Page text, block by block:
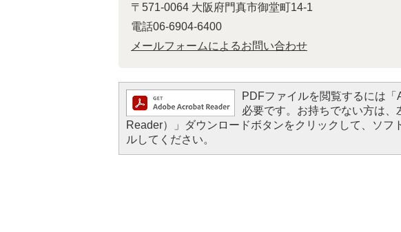
〒571-0064 大阪府門真市御堂町14-1
電話06-6904-6400
メールフォームによるお問い合わせ
PDFファイルを閲覧するには
必要です。お持ちでない方は
Reader）」ダウンロードボタンをクリックして、ソフ
ルしてください。